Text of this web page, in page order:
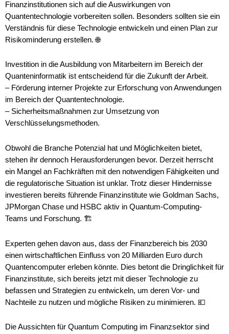
Finanzinstitutionen sich auf die Auswirkungen von
Quantentechnologie vorbereiten sollen. Besonders sollten sie ein
Verständnis für diese Technologie entwickeln und einen Plan zur
Risikominderung erstellen. 🌐
Investition in die Ausbildung von Mitarbeitern im Bereich der
Quanteninformatik ist entscheidend für die Zukunft der Arbeit.
– Förderung interner Projekte zur Erforschung von Anwendungen
im Bereich der Quantentechnologie.
– Sicherheitsmaßnahmen zur Umsetzung von
Verschlüsselungsmethoden.
Obwohl die Branche Potenzial hat und Möglichkeiten bietet,
stehen ihr dennoch Herausforderungen bevor. Derzeit herrscht
ein Mangel an Fachkräften mit den notwendigen Fähigkeiten und
die regulatorische Situation ist unklar. Trotz dieser Hindernisse
investieren bereits führende Finanzinstitute wie Goldman Sachs,
JPMorgan Chase und HSBC aktiv in Quantum-Computing-
Teams und Forschung. 🏗️
Experten gehen davon aus, dass der Finanzbereich bis 2030
einen wirtschaftlichen Einfluss von 20 Milliarden Euro durch
Quantencomputer erleben könnte. Dies betont die Dringlichkeit für
Finanzinstitute, sich bereits jetzt mit dieser Technologie zu
befassen und Strategien zu entwickeln, um deren Vor- und
Nachteile zu nutzen und mögliche Risiken zu minimieren. 💶
Die Aussichten für Quantum Computing im Finanzsektor sind